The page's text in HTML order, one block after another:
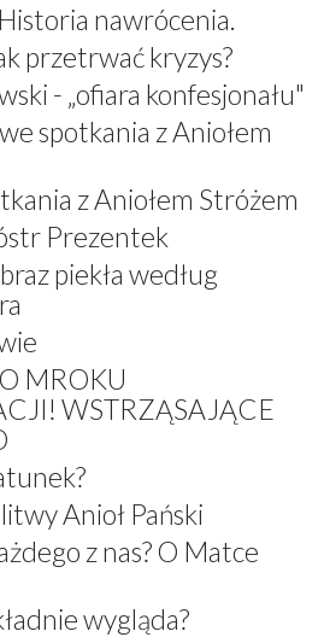
nawrócenia.
przetrwać kryzys?
- „ofiara konfesjonału"
spotkania z Aniołem
z Aniołem Stróżem
Prezentek
piekła według
MROKU
WSTRZĄSAJĄCE
Anioł Pański
z nas? O Matce
wygląda?